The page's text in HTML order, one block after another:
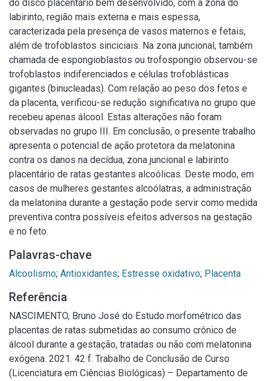
do disco placentário bem desenvolvido, com a zona do
labirinto, região mais externa e mais espessa,
caracterizada pela presença de vasos maternos e fetais,
além de trofoblastos sinciciais. Na zona juncional, também
chamada de espongioblastos ou trofospongio observou-se
trofoblastos indiferenciados e células trofoblásticas
gigantes (binucleadas). Com relação ao peso dos fetos e
da placenta, verificou-se redução significativa no grupo que
recebeu apenas álcool. Estas alterações não foram
observadas no grupo III. Em conclusão, o presente trabalho
apresenta o potencial de ação protetora da melatonina
contra os danos na decídua, zona juncional e labirinto
placentário de ratas gestantes alcoólicas. Deste modo, em
casos de mulheres gestantes alcoólatras, a administração
da melatonina durante a gestação pode servir como medida
preventiva contra possíveis efeitos adversos na gestação
e no feto.
Palavras-chave
Alcoolismo; Antioxidantes; Estresse oxidativo; Placenta
Referência
NASCIMENTO, Bruno José do Estudo morfométrico das
placentas de ratas submetidas ao consumo crônico de
álcool durante a gestação, tratadas ou não com melatonina
exógena. 2021. 42 f. Trabalho de Conclusão de Curso
(Licenciatura em Ciências Biológicas) – Departamento de